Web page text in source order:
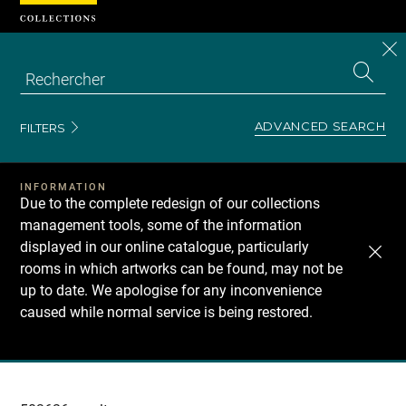
FILTERS ADVANCED SEARCH
INFORMATION
Due to the complete redesign of our collections
management tools, some of the information
displayed in our online catalogue, particularly
rooms in which artworks can be found, may not be
up to date. We apologise for any inconvenience
caused while normal service is being restored.
Recherche
Cookies management panel